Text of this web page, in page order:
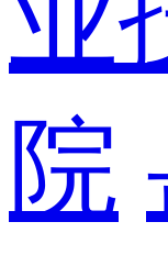
院